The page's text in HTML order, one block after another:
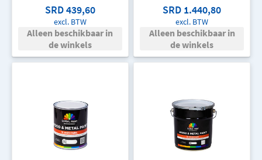
SRD 439,60
excl. BTW
Alleen beschikbaar in
de winkels
SRD 1.440,80
excl. BTW
Alleen beschikbaar in
de winkels